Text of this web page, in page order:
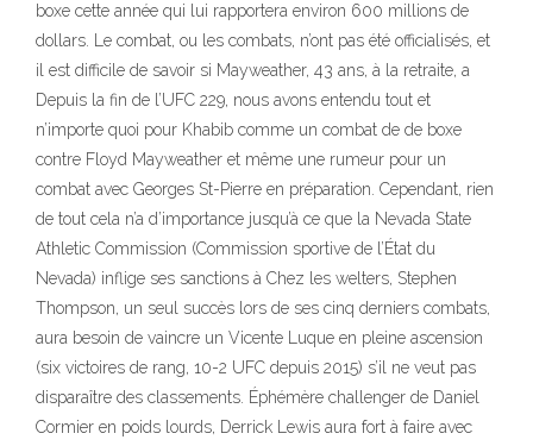
boxe cette année qui lui rapportera environ 600 millions de
dollars. Le combat, ou les combats, n’ont pas été officialisés, et
il est difficile de savoir si Mayweather, 43 ans, à la retraite, a
Depuis la fin de l’UFC 229, nous avons entendu tout et
n’importe quoi pour Khabib comme un combat de de boxe
contre Floyd Mayweather et même une rumeur pour un
combat avec Georges St-Pierre en préparation. Cependant, rien
de tout cela n’a d’importance jusqu’à ce que la Nevada State
Athletic Commission (Commission sportive de l’État du
Nevada) inflige ses sanctions à Chez les welters, Stephen
Thompson, un seul succès lors de ses cinq derniers combats,
aura besoin de vaincre un Vicente Luque en pleine ascension
(six victoires de rang, 10-2 UFC depuis 2015) s’il ne veut pas
disparaître des classements. Éphémère challenger de Daniel
Cormier en poids lourds, Derrick Lewis aura fort à faire avec